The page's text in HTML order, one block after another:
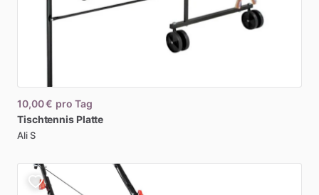
10,00 € pro Tag
Tischtennis Platte
Ali S